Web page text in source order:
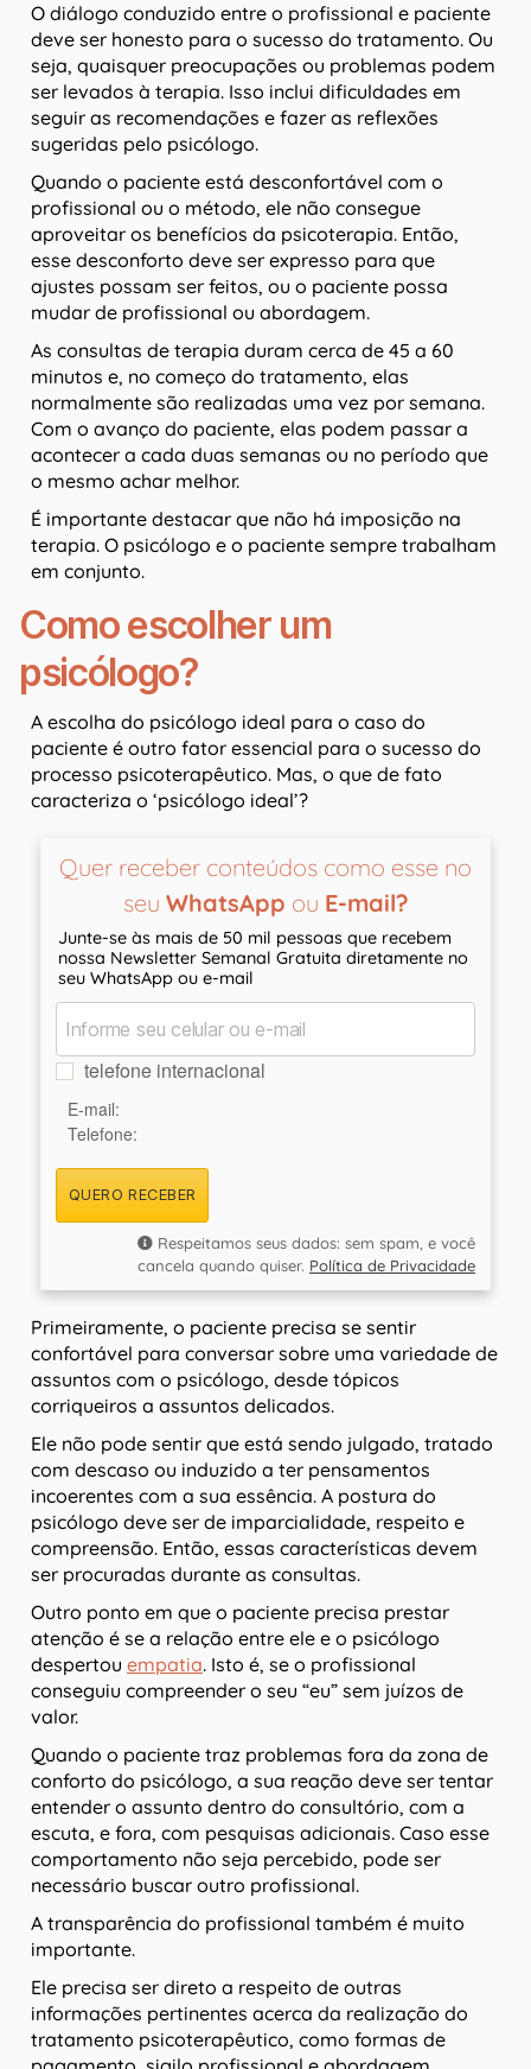
O diálogo conduzido entre o profissional e paciente
deve ser honesto para o sucesso do tratamento. Ou
seja, quaisquer preocupações ou problemas podem
ser levados à terapia. Isso inclui dificuldades em
seguir as recomendações e fazer as reflexões
sugeridas pelo psicólogo.
Quando o paciente está desconfortável com o
profissional ou o método, ele não consegue
aproveitar os benefícios da psicoterapia. Então,
esse desconforto deve ser expresso para que
ajustes possam ser feitos, ou o paciente possa
mudar de profissional ou abordagem.
As consultas de terapia duram cerca de 45 a 60
minutos e, no começo do tratamento, elas
normalmente são realizadas uma vez por semana.
Com o avanço do paciente, elas podem passar a
acontecer a cada duas semanas ou no período que
o mesmo achar melhor.
É importante destacar que não há imposição na
terapia. O psicólogo e o paciente sempre trabalham
em conjunto.
Como escolher um
psicólogo?
A escolha do psicólogo ideal para o caso do
paciente é outro fator essencial para o sucesso do
processo psicoterapêutico. Mas, o que de fato
caracteriza o ‘psicólogo ideal’?
Quer receber conteúdos como esse no
seu WhatsApp ou E-mail?
Junte-se às mais de 50 mil pessoas que recebem
nossa Newsletter Semanal Gratuita diretamente no
seu WhatsApp ou e-mail
telefone internacional
E-mail:
Telefone:
QUERO RECEBER
Respeitamos seus dados: sem spam, e você
cancela quando quiser. Política de Privacidade
Primeiramente, o paciente precisa se sentir
confortável para conversar sobre uma variedade de
assuntos com o psicólogo, desde tópicos
corriqueiros a assuntos delicados.
Ele não pode sentir que está sendo julgado, tratado
com descaso ou induzido a ter pensamentos
incoerentes com a sua essência. A postura do
psicólogo deve ser de imparcialidade, respeito e
compreensão. Então, essas características devem
ser procuradas durante as consultas.
Outro ponto em que o paciente precisa prestar
atenção é se a relação entre ele e o psicólogo
despertou empatia. Isto é, se o profissional
conseguiu compreender o seu “eu” sem juízos de
valor.
Quando o paciente traz problemas fora da zona de
conforto do psicólogo, a sua reação deve ser tentar
entender o assunto dentro do consultório, com a
escuta, e fora, com pesquisas adicionais. Caso esse
comportamento não seja percebido, pode ser
necessário buscar outro profissional.
A transparência do profissional também é muito
importante.
Ele precisa ser direto a respeito de outras
informações pertinentes acerca da realização do
tratamento psicoterapêutico, como formas de